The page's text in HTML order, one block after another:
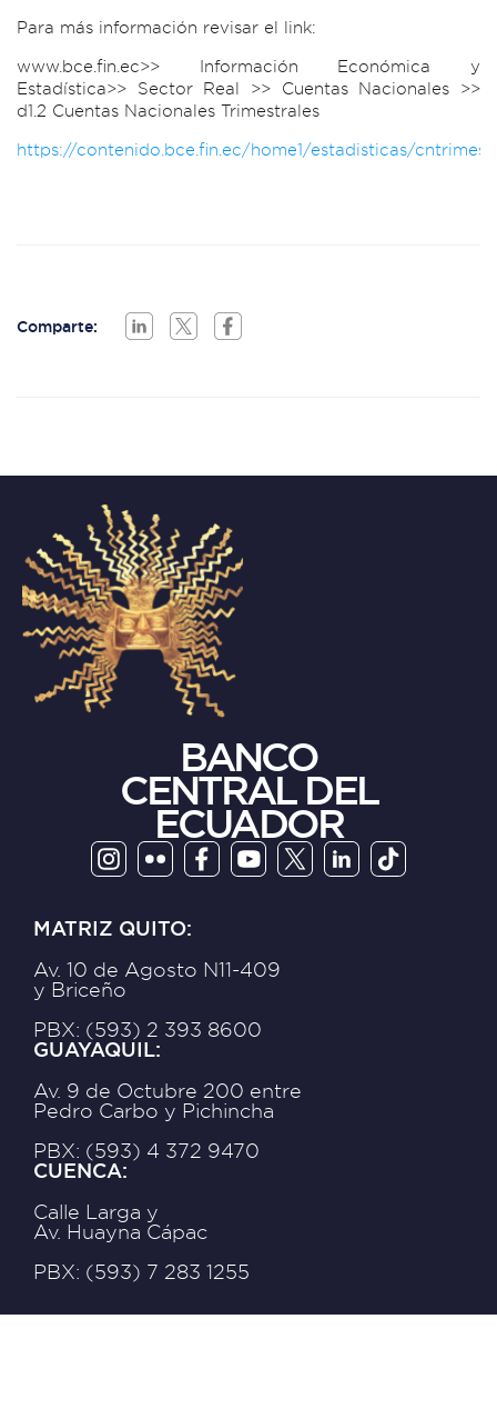
Para más información revisar el link:
www.bce.fin.ec>> Información Económica y
Estadística>> Sector Real >> Cuentas Nacionales >>
d1.2 Cuentas Nacionales Trimestrales
https://contenido.bce.fin.ec/home1/estadisticas/
Comparte:
BANCO
CENTRAL DEL
ECUADOR
MATRIZ QUITO:
Av. 10 de Agosto N11-409
y Briceño
PBX: (593) 2 393 8600
GUAYAQUIL:
Av. 9 de Octubre 200 entre
Pedro Carbo y Pichincha
PBX: (593) 4 372 9470
CUENCA:
Calle Larga y
Av. Huayna Cápac
PBX: (593) 7 283 1255